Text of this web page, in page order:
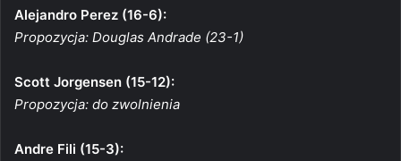
Alejandro Perez (16-6):
Propozycja: Douglas Andrade (23-1)
Scott Jorgensen (15-12):
Propozycja: do zwolnienia
Andre Fili (15-3):